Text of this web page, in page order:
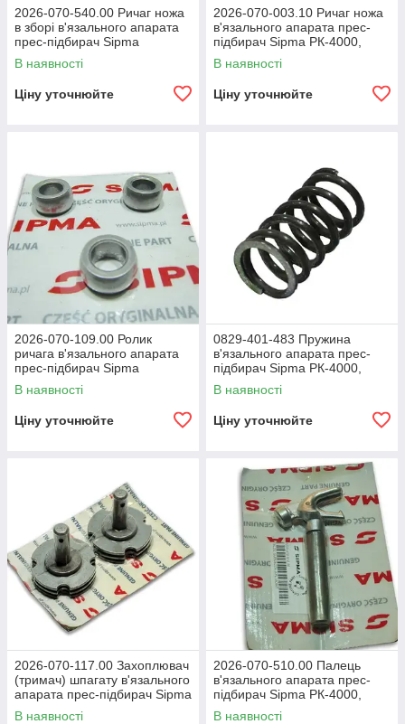
2026-070-540.00 Ричаг ножа
в зборі в'язального апарата
прес-підбирач Sipma
РК-4000, РК-4010, Z-224/1
В наявності
Ціну уточнюйте
2026-070-003.10 Ричаг ножа
в'язального апарата прес-
підбирач Sipma РК-4000,
РК-4010, Z-224/1
В наявності
Ціну уточнюйте
2026-070-109.00 Ролик
ричага в'язального апарата
прес-підбирач Sipma
РК-4000, РК-4010, Z-224/1
В наявності
Ціну уточнюйте
0829-401-483 Пружина
в'язального апарата прес-
підбирач Sipma РК-4000,
РК-4010, Z-224/1
В наявності
Ціну уточнюйте
2026-070-117.00 Захоплювач
(тримач) шпагату в'язального
апарата прес-підбирач Sipma
РК-4000, РК-4010, Z-224/1
В наявності
2026-070-510.00 Палець
в'язального апарата прес-
підбирач Sipma РК-4000,
РК-4010, Z-224/1
В наявності